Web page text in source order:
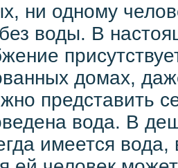
ни одному
воды. В
домах,
представить
вода. В
имеется